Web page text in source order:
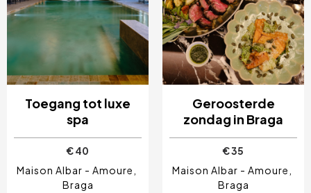
Toegang tot luxe
spa
€ 40
Maison Albar - Amoure
Braga
Geroosterde
zondag in Braga
€ 35
Maison Albar - Amoure
Braga